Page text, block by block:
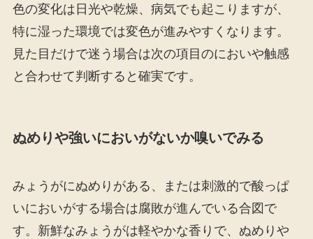
色の変化は日光や乾燥、病気でも起こりますが、
特に湿った環境では変色が進みやすくなります。
見た目だけで迷う場合は次の項目のにおいや触感
と合わせて判断すると確実です。
ぬめりや強いにおいがないか嗅いでみる
みょうがにぬめりがある、または刺激的で酸っぱ
いにおいがする場合は腐敗が進んでいる合図で
す。新鮮なみょうがは軽やかな香りで、ぬめりや